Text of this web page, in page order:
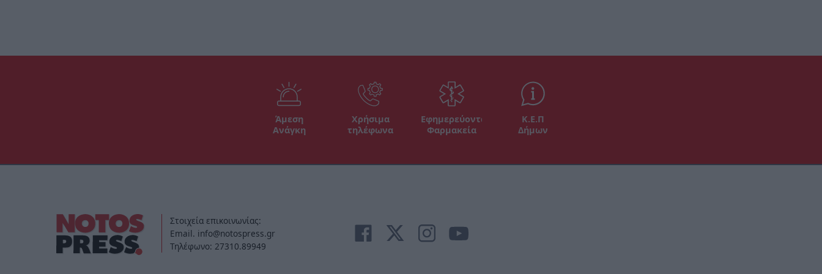
Άμεση
Ανάγκη
Χρήσιμα
τηλέφωνα
Εφημερεύοντα
Φαρμακεία
Κ.Ε.Π
Δήμων
Στοιχεία επικοινωνίας:
Email. info@notospress.gr
Τηλέφωνο: 27310.89949